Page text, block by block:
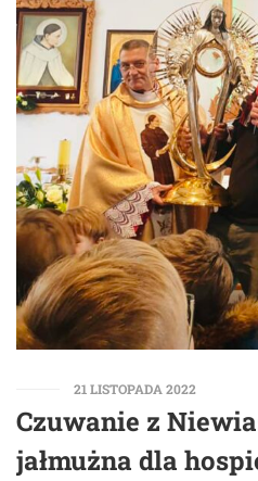
21 LISTOPADA 2022
Czuwanie z
jałmużna dla